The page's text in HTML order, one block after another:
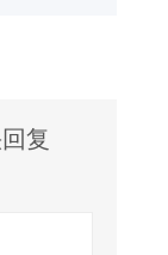
复